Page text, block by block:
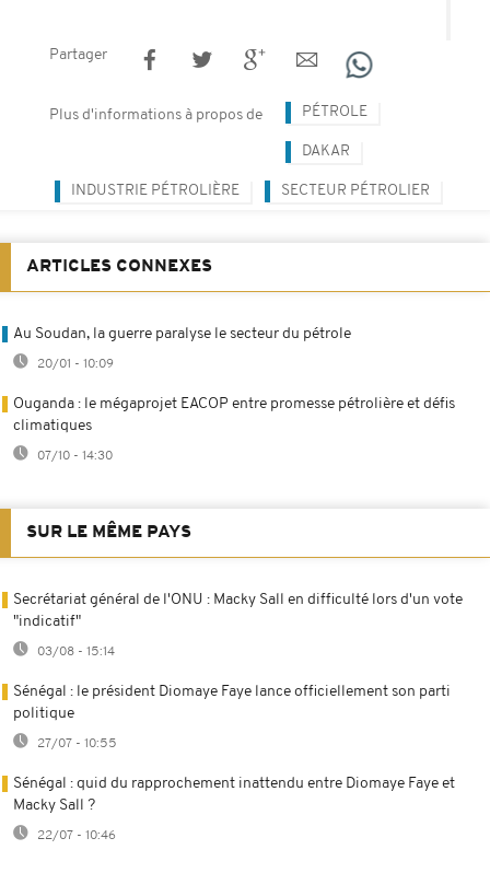
Partager
Plus d'informations à propos de PÉTROLE
DAKAR
INDUSTRIE PÉTROLIÈRE SECTEUR PÉTROLIER
ARTICLES CONNEXES
Au Soudan, la guerre paralyse le secteur du pétrole
20/01 - 10:09
Ouganda : le mégaprojet EACOP entre promesse pétrolière et défis
climatiques
07/10 - 14:30
SUR LE MÊME PAYS
Secrétariat général de l'ONU : Macky Sall en difficulté lors d'un vote
"indicatif"
03/08 - 15:14
Sénégal : le président Diomaye Faye lance officiellement son parti
politique
27/07 - 10:55
Sénégal : quid du rapprochement inattendu entre Diomaye Faye et
Macky Sall ?
22/07 - 10:46